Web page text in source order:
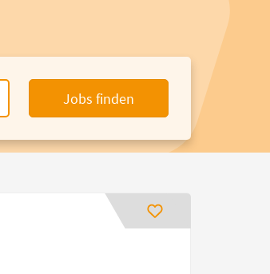
Jobs finden